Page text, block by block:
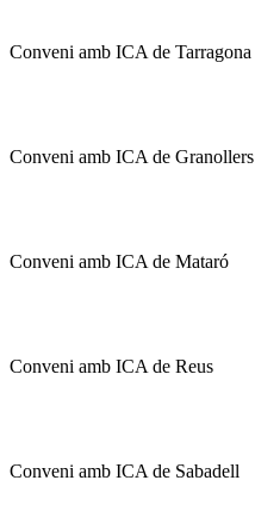
Conveni amb ICA de Tarragona
Conveni amb ICA de Granollers
Conveni amb ICA de Mataró
Conveni amb ICA de Reus
Conveni amb ICA de Sabadell